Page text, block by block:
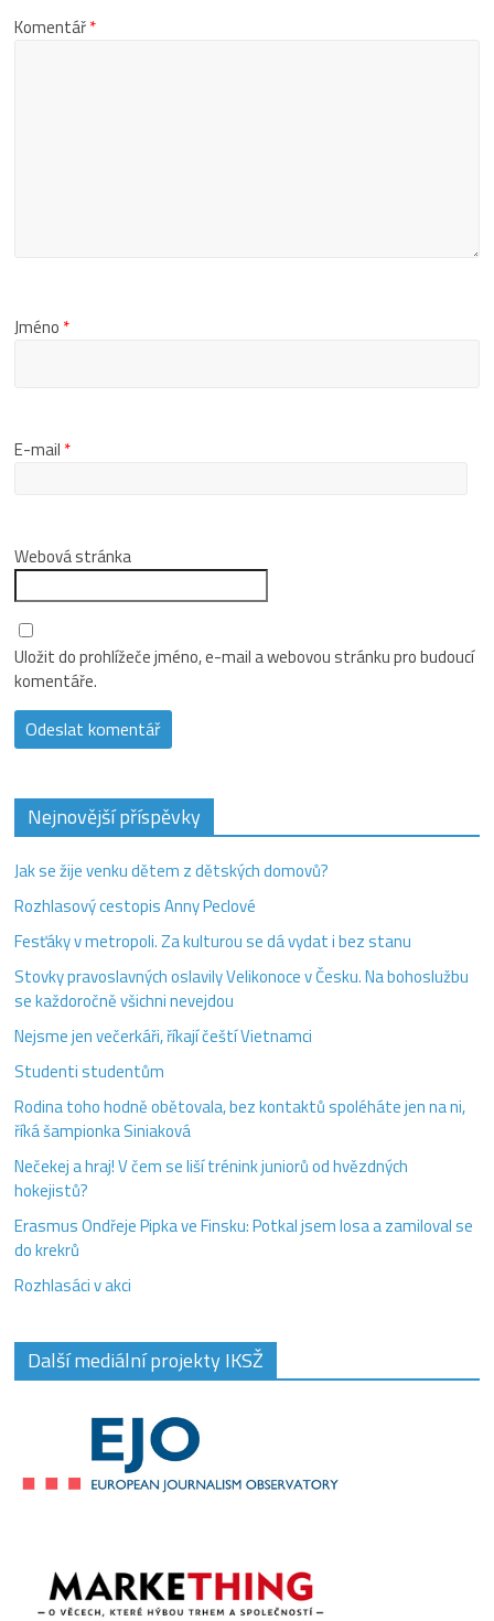
Komentář*
Jméno *
E-mail *
Webová stránka
Uložit do prohlížeče jméno, e-mail a webovou stránku pro budoucí
komentáře.
Nejnovější příspěvky
Jak se žije venku dětem z dětských domovů?
Rozhlasový cestopis Anny Peclové
Fesťáky v metropoli. Za kulturou se dá vydat i bez stanu
Stovky pravoslavných oslavily Velikonoce v Česku. Na bohoslužbu
se každoročně všichni nevejdou
Nejsme jen večerkáři, říkají čeští Vietnamci
Studenti studentům
Rodina toho hodně obětovala, bez kontaktů spoléháte jen na ni,
říká šampionka Siniaková
Nečekej a hraj! V čem se liší trénink juniorů od hvězdných
hokejistů?
Erasmus Ondřeje Pipka ve Finsku: Potkal jsem losa a zamiloval se
do krekrů
Rozhlasáci v akci
Další mediální projekty IKSŽ